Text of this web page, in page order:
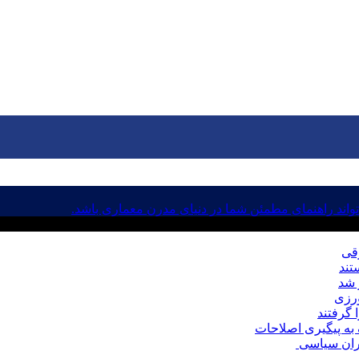
راهنمای مطمئن شما در دنیای مدرن معماری باشد.
پیگیری اصلاحات
سیاسی